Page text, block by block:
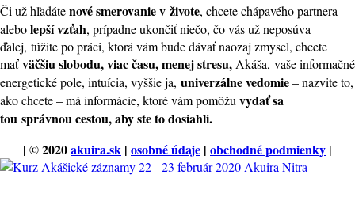
Či už hľadátenové smerovanie v živote, chcete chápavého partnera
alebolepší vzťah, prípadne ukončiť niečo, čo vás už neposúva
ďalej, túžite po práci, ktorá vám bude dávať naozaj zmysel, chcete
maťväčšiu slobodu, viac času, menej stresu, Akáša, vaše informačné
energetické pole, intuícia, vyššie ja, univerzálne vedomie– nazvite to,
ako chcete – má informácie, ktoré vám pomôžu vydať sa
tou správnou cestou, aby ste to dosiahli.
| © 2020akuira.sk | osobné údaje | obchodné podmienky |